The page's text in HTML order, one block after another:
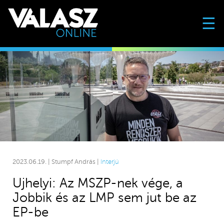
☰
2023.06.19. | Stumpf András | Interjú
Ujhelyi: Az MSZP-nek vége, a
Jobbik és az LMP sem jut be az
EP-be